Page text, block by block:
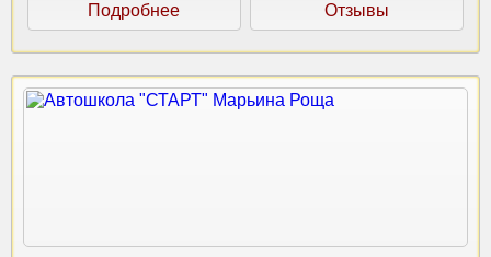
Подробнее Отзывы